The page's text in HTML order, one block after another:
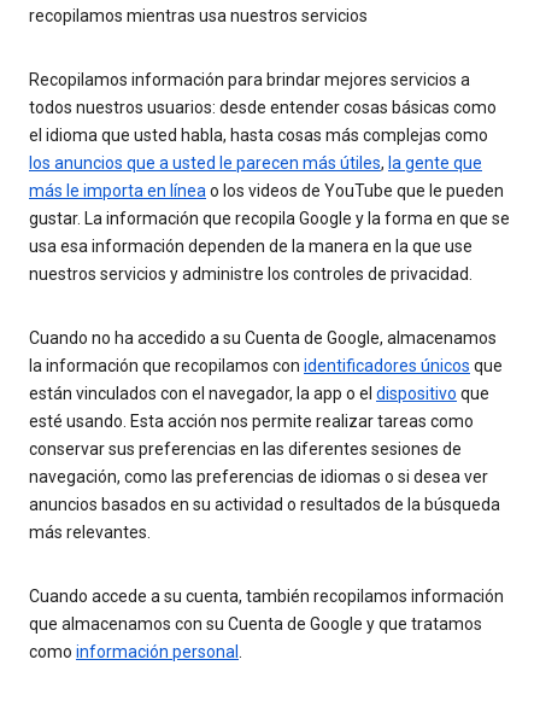
recopilamos mientras usa nuestros servicios
Recopilamos información para brindar mejores servicios a
todos nuestros usuarios: desde entender cosas básicas como
el idioma que usted habla, hasta cosas más complejas como
los anuncios que a usted le parecen más útiles, la gente que
más le importa en líneao los videos de YouTube que le pueden
gustar. La información que recopila Google y la forma en que se
usa esa información dependen de la manera en la que use
nuestros servicios y administre los controles de privacidad.
Cuando no ha accedido a su Cuenta de Google, almacenamos
la información que recopilamos con identificadores únicos que
están vinculados con el navegador, la app o el dispositivo que
esté usando. Esta acción nos permite realizar tareas como
conservar sus preferencias en las diferentes sesiones de
navegación, como las preferencias de idiomas o si desea ver
anuncios basados en su actividad o resultados de la búsqueda
más relevantes.
Cuando accede a su cuenta, también recopilamos información
que almacenamos con su Cuenta de Google y que tratamos
como información personal.